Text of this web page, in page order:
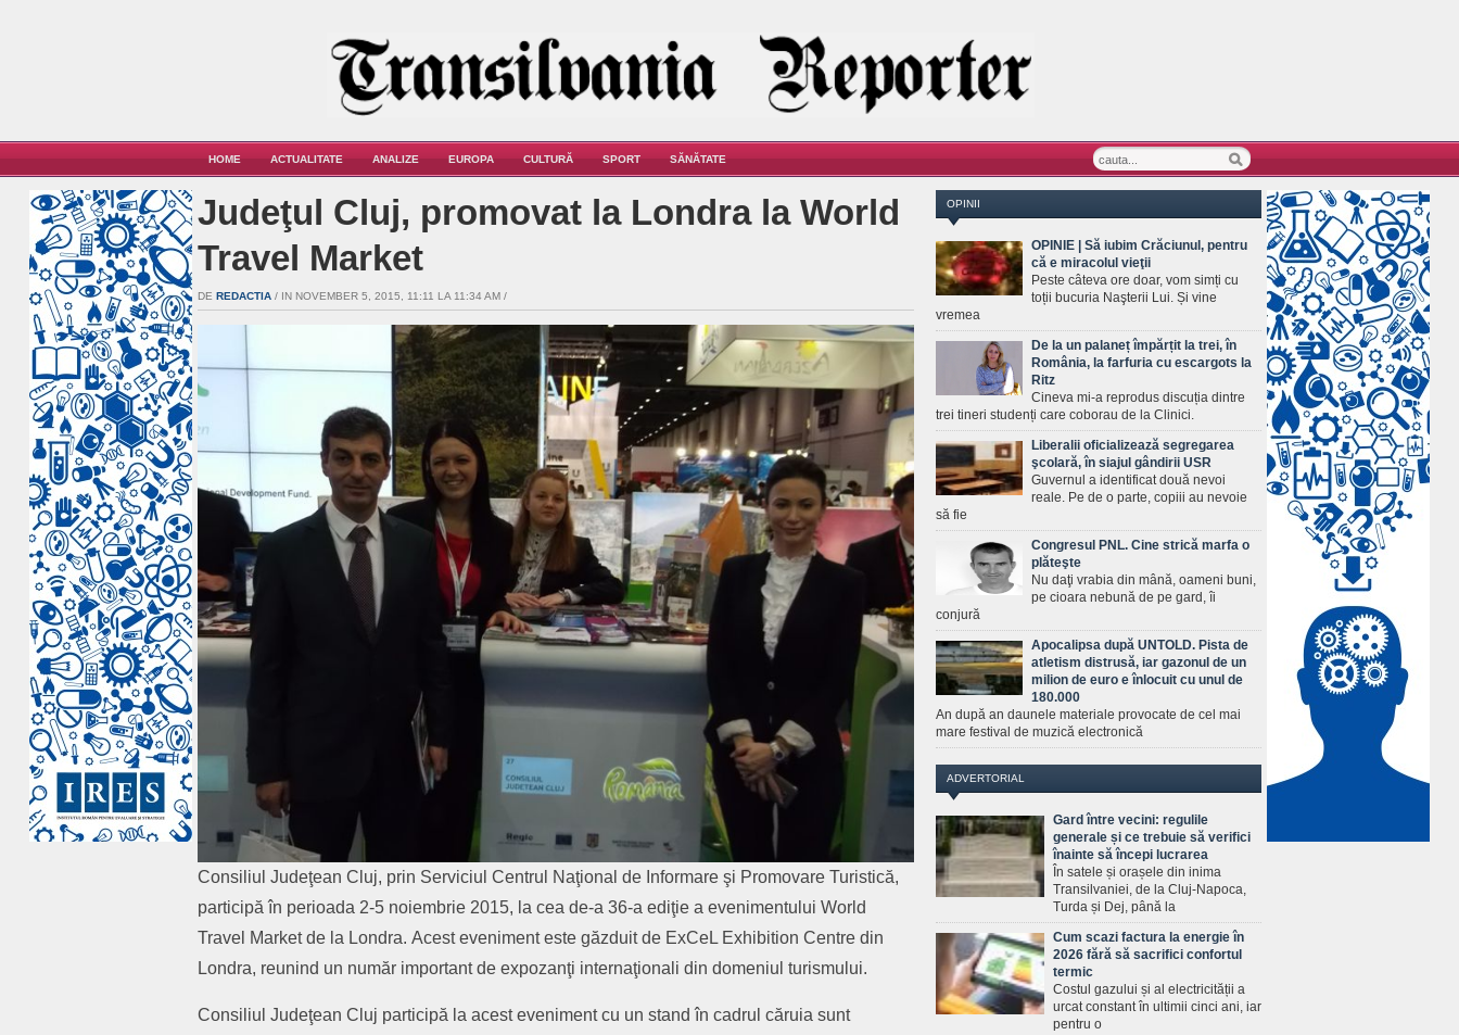
HOME ACTUALITATE ANALIZE EUROPA CULTURĂ SPORT SĂNĂTATE
Judeţul Cluj, promovat la Londra la World
Travel Market
DE REDACTIA / IN NOVEMBER 5, 2015, 11:11 LA 11:34 AM /
Consiliul Judeţean Cluj, prin Serviciul Centrul Naţional de Informare şi Promovare Turistică,
participă în perioada 2-5 noiembrie 2015, la cea de-a 36-a ediţie a evenimentului World
Travel Market de la Londra. Acest eveniment este găzduit de ExCeL Exhibition Centre din
Londra, reunind un număr important de expozanţi internaţionali din domeniul turismului.
Consiliul Judeţean Cluj participă la acest eveniment cu un stand în cadrul căruia sunt
OPINII
OPINIE | Să iubim Crăciunul, pentru
că e miracolul vieţii
Peste câteva ore doar, vom simți cu
toții bucuria Naşterii Lui. Și vine
vremea
De la un palaneț împărțit la trei, în
România, la farfuria cu escargots la
Ritz
Cineva mi-a reprodus discuția dintre
trei tineri studenți care coborau de la Clinici.
Liberalii oficializează segregarea
şcolară, în siajul gândirii USR
Guvernul a identificat două nevoi
reale. Pe de o parte, copiii au nevoie
să fie
Congresul PNL. Cine strică marfa o
plăteşte
Nu daţi vrabia din mână, oameni buni,
pe cioara nebună de pe gard, îi
conjură
Apocalipsa după UNTOLD. Pista de
atletism distrusă, iar gazonul de un
milion de euro e înlocuit cu unul de
180.000
An după an daunele materiale provocate de cel mai
mare festival de muzică electronică
ADVERTORIAL
Gard între vecini: regulile
generale și ce trebuie să verifici
înainte să începi lucrarea
În satele și orașele din inima
Transilvaniei, de la Cluj-Napoca,
Turda și Dej, până la
Cum scazi factura la energie în
2026 fără să sacrifici confortul
termic
Costul gazului și al electricității a
urcat constant în ultimii cinci ani, iar
pentru o